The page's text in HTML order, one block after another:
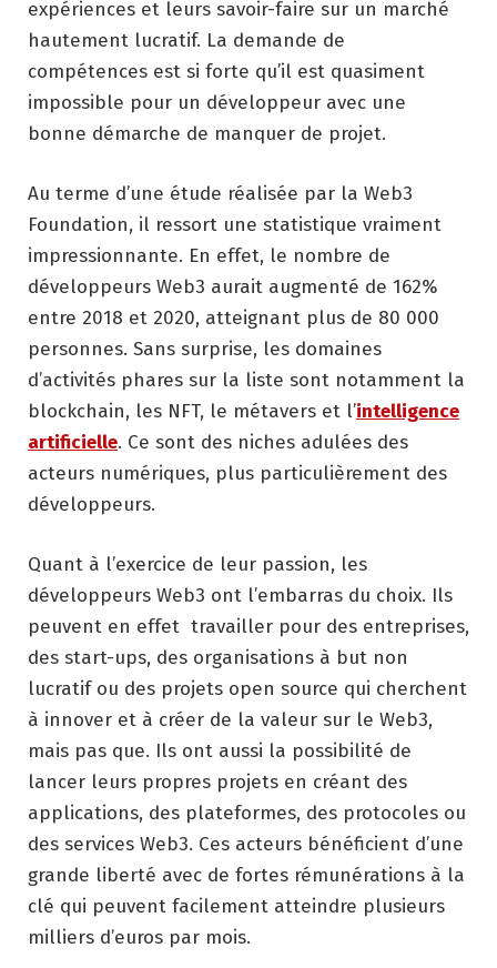
expériences et leurs savoir-faire sur un marché
hautement lucratif. La demande de
compétences est si forte qu’il est quasiment
impossible pour un développeur avec une
bonne démarche de manquer de projet.
Au terme d’une étude réalisée par la Web3
Foundation, il ressort une statistique vraiment
impressionnante. En effet, le nombre de
développeurs Web3 aurait augmenté de 162%
entre 2018 et 2020, atteignant plus de 80 000
personnes. Sans surprise, les domaines
d’activités phares sur la liste sont notamment la
blockchain, les NFT, le métavers et l’intelligence
artificielle. Ce sont des niches adulées des
acteurs numériques, plus particulièrement des
développeurs.
Quant à l’exercice de leur passion, les
développeurs Web3 ont l’embarras du choix. Ils
peuvent en effet travailler pour des entreprises,
des start-ups, des organisations à but non
lucratif ou des projets open source qui cherchent
à innover et à créer de la valeur sur le Web3,
mais pas que. Ils ont aussi la possibilité de
lancer leurs propres projets en créant des
applications, des plateformes, des protocoles ou
des services Web3. Ces acteurs bénéficient d’une
grande liberté avec de fortes rémunérations à la
clé qui peuvent facilement atteindre plusieurs
milliers d’euros par mois.